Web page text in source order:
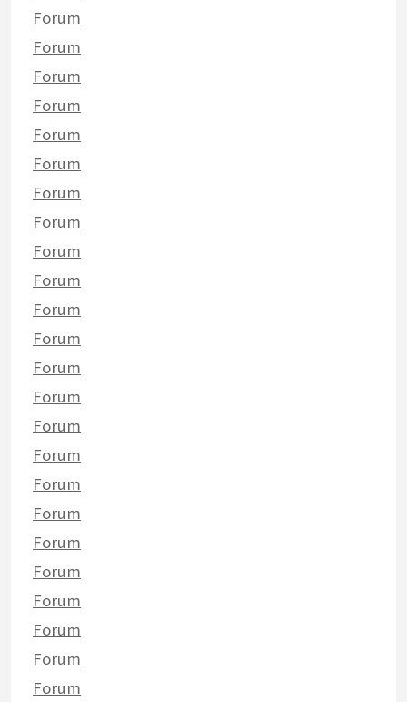
Forum
Forum
Forum
Forum
Forum
Forum
Forum
Forum
Forum
Forum
Forum
Forum
Forum
Forum
Forum
Forum
Forum
Forum
Forum
Forum
Forum
Forum
Forum
Forum